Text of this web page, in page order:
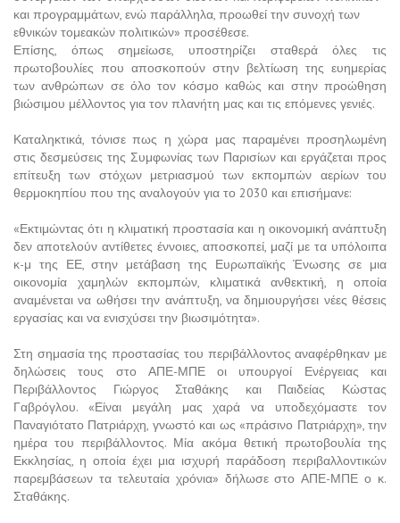
και προγραμμάτων, ενώ παράλληλα, προωθεί την συνοχή των
εθνικών τομεακών πολιτικών» προσέθεσε.
Επίσης, όπως σημείωσε, υποστηρίζει σταθερά όλες τις
πρωτοβουλίες που αποσκοπούν στην βελτίωση της ευημερίας
των ανθρώπων σε όλο τον κόσμο καθώς και στην προώθηση
βιώσιμου μέλλοντος για τον πλανήτη μας και τις επόμενες γενιές.
Καταληκτικά, τόνισε πως η χώρα μας παραμένει προσηλωμένη
στις δεσμεύσεις της Συμφωνίας των Παρισίων και εργάζεται προς
επίτευξη των στόχων μετριασμού των εκπομπών αερίων του
θερμοκηπίου που της αναλογούν για το 2030 και επισήμανε:
«Εκτιμώντας ότι η κλιματική προστασία και η οικονομική ανάπτυξη
δεν αποτελούν αντίθετες έννοιες, αποσκοπεί, μαζί με τα υπόλοιπα
κ-μ της ΕΕ, στην μετάβαση της Ευρωπαϊκής Ένωσης σε μια
οικονομία χαμηλών εκπομπών, κλιματικά ανθεκτική, η οποία
αναμένεται να ωθήσει την ανάπτυξη, να δημιουργήσει νέες θέσεις
εργασίας και να ενισχύσει την βιωσιμότητα».
Στη σημασία της προστασίας του περιβάλλοντος αναφέρθηκαν με
δηλώσεις τους στο ΑΠΕ-ΜΠΕ οι υπουργοί Ενέργειας και
Περιβάλλοντος Γιώργος Σταθάκης και Παιδείας Κώστας
Γαβρόγλου. «Είναι μεγάλη μας χαρά να υποδεχόμαστε τον
Παναγιότατο Πατριάρχη, γνωστό και ως «πράσινο Πατριάρχη», την
ημέρα του περιβάλλοντος. Μία ακόμα θετική πρωτοβουλία της
Εκκλησίας, η οποία έχει μια ισχυρή παράδοση περιβαλλοντικών
παρεμβάσεων τα τελευταία χρόνια» δήλωσε στο ΑΠΕ-ΜΠΕ ο κ.
Σταθάκης.